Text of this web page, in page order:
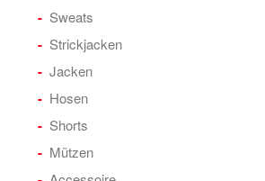
Sweats
Strickjacken
Jacken
Hosen
Shorts
Mützen